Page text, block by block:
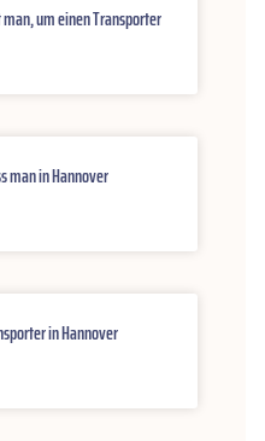
um einen Transporter
man in Hannover
in Hannover